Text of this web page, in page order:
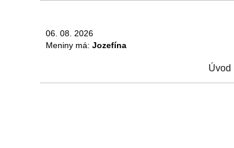
06. 08. 2026
Meniny má: Jozefína
Úvod